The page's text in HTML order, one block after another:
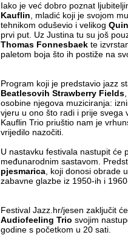
Iako je već dobro poznat
Kauflin , mladić koji je svojom
tehnikom oduševio i velikog
prvi put. Uz Justina tu su još
Thomas Fonnesbaek te
paletom boja što ih postiže na
Program koji je predstavio jazz
Beatlesovih Strawberry Fields
osobine njegova muziciranja:
vjeru u ono što radi i prije svega
Kauflin Trio priuštio nam je
vrijedilo nazočiti.
U nastavku festivala nastupit će
međunarodnim sastavom.
pjesmarica , koji donosi obrade
zabavne glazbe iz 1950-ih i
Festival Jazz.hr/jesen zaključit
Audiofeeling Trio svojim
godine s početkom u 20 sati.